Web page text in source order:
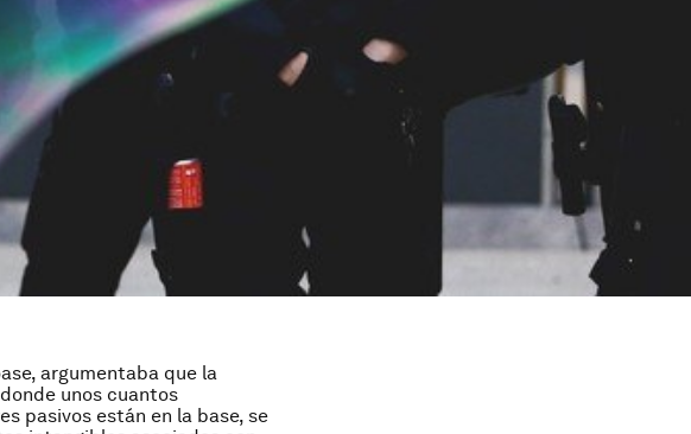
argumentaba que la
unos cuantos
pasivos están en la base, se